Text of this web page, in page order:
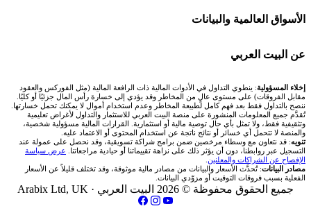
اكس تي بي XTB
انتراكتيف بروكرز IBKR
شركات تداول في قطر
شركات تداول في الأردن
شركات تداول في العراق
شركات تداول في فلسطين
🇦🇪 أسواق الإمارات
🇪🇬 البورصة المصرية
🇶🇦 بورصة قطر
🇯🇴 بورصة عمّان
🇧🇭 بورصة البحرين
💱 محول العملات
🧮 حاسبة حجم اللوت
📊 حاسبة قيمة النقطة
💰 حاسبة ربح الفوركس
📌 حاسبة النقاط المحورية
📏 حاسبة حجم المركز
🧱 حائط المجتمع
🏆 لوحة المحلّلين
✍️ اكتب تحليلك
الأسواق العالمية والبيانات
🌐 المؤشرات العالمية
🥇 سعر الذهب اليوم
🥇 أسعار الذهب والمعادن
💱 أسعار العملات والفوركس
💵 سعر الريال السعودي في مصر
عن البيت العربي
من نحن
تواصل معنا
فريق المؤلفين
مقالات تعليمية
إخلاء المسؤولية: ينطوي التداول في الأدوات المالية ذات الرافعة المالية (مثل الفوركس والعقود
مقابل الفروقات) على مستوى عالٍ من المخاطر وقد يؤدي إلى خسارة رأس المال جزئيًا أو كليًا.
ننصح بالتداول فقط بعد فهم كامل لطبيعة المخاطر وعدم استخدام أموال لا يمكنك تحمل خسارتها.
تُقدَّم جميع المعلومات المنشورة على منصة البيت العربي للاستثمار والتداول لأغراض تعليمية
وتثقيفية فقط، ولا تمثل بأي حال توصية مالية أو استثمارية. القرارات المالية مسؤولية شخصية،
والمنصة لا تتحمل أي خسائر أو نتائج ناتجة عن استخدام المحتوى أو الاعتماد عليه.
تنويه: قد نتعاون مع وسطاء مرخصين ضمن برامج شراكة تسويقية، وقد نحصل على عمولة عند
التسجيل عبر روابطنا، دون أن يؤثر ذلك على نزاهة تقييماتنا أو حيادية مراجعاتنا. عرض سياسة
الإفصاح عن الشراكات والمعلنين.
مصادر البيانات: تُحدَّث الأسعار والبيانات من مصادر مالية موثوقة، وقد تختلف قليلاً عن الأسعار
الفعلية بسبب فروقات التوقيت أو مزوّدي البيانات.
جميع الحقوق محفوظة © 2026 البيت العربي · Arabix Ltd, UK